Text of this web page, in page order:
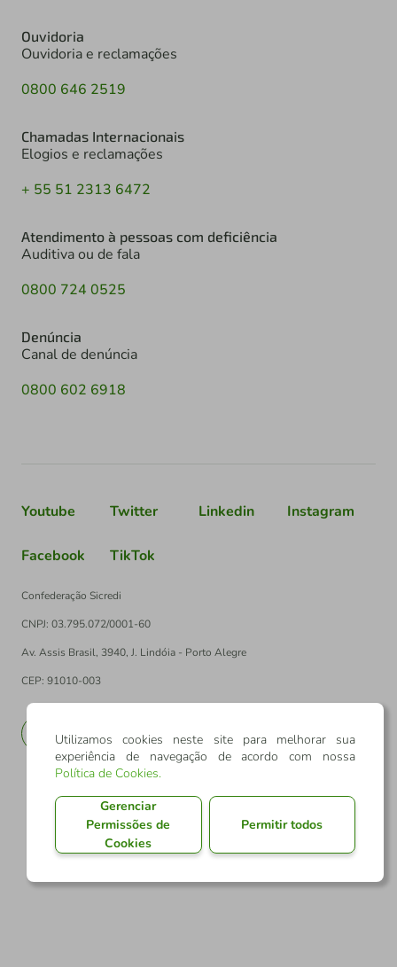
Ouvidoria
Ouvidoria e reclamações
0800 646 2519
Chamadas Internacionais
Elogios e reclamações
+ 55 51 2313 6472
Atendimento à pessoas com deficiência
Auditiva ou de fala
0800 724 0525
Denúncia
Canal de denúncia
0800 602 6918
Youtube Twitter Linkedin Instagram
Facebook TikTok
Confederação Sicredi
CNPJ: 03.795.072/0001-60
Av. Assis Brasil, 3940, J. Lindóia - Porto Alegre
CEP: 91010-003
Utilizamos cookies neste site para melhorar sua
experiência de navegação de acordo com nossa
Política de Cookies.
Gerenciar
Permissões de
Cookies
Permitir todos